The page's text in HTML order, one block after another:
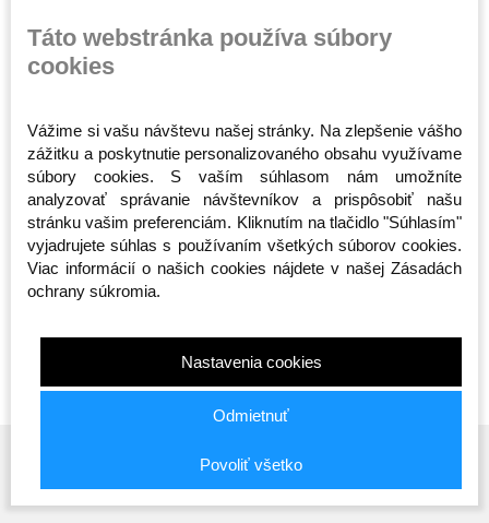
Dámske Tričko -
Octagon - Logo Smash
- Červené
Skladom
23,00 €
Dámske Tričko -
Octagon - Logo Smash
- Modré
Skladom
23,00 €
Dámska
Octagon
Červená
Skladom
45,00 €
Táto webstránka používa súbory
cookies
Vážime si vašu návštevu našej stránky. Na zlepšenie vášho
zážitku a poskytnutie personalizovaného obsahu využívame
súbory cookies. S vaším súhlasom nám umožníte
analyzovať správanie návštevníkov a prispôsobiť našu
stránku vašim preferenciám. Kliknutím na tlačidlo "Súhlasím"
vyjadrujete súhlas s používaním všetkých súborov cookies.
Viac informácií o našich cookies nájdete v našej Zásadách
ochrany súkromia.
Nastavenia cookies
Odmietnuť
Povoliť všetko